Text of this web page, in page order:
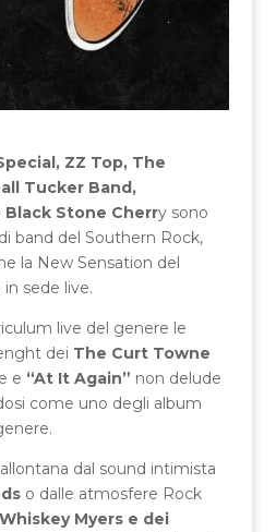
ZZ Top, The
Tucker Band,
Black Stone Cherry sono
band del Southern Rock,
la New Sensation del
sede live.
live del genere le
dei The Curt Towne
e “At It Again” non delude
come uno degli album
dal sound intimista
o dalle atmosfere Rock
Whiskey Myers e dei